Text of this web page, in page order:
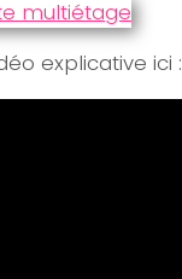
explicative ici :